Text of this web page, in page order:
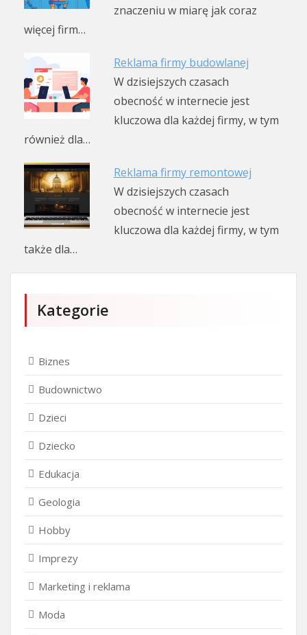
znaczeniu w miarę jak coraz
więcej firm…
Reklama firmy budowlanej
W dzisiejszych czasach
obecność w internecie jest
kluczowa dla każdej firmy, w tym
również dla…
Reklama firmy remontowej
W dzisiejszych czasach
obecność w internecie jest
kluczowa dla każdej firmy, w tym
także dla…
Kategorie
Biznes
Budownictwo
Dzieci
Dziecko
Edukacja
Geologia
Hobby
Imprezy
Marketing i reklama
Moda